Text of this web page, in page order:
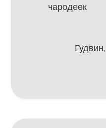
чародеек